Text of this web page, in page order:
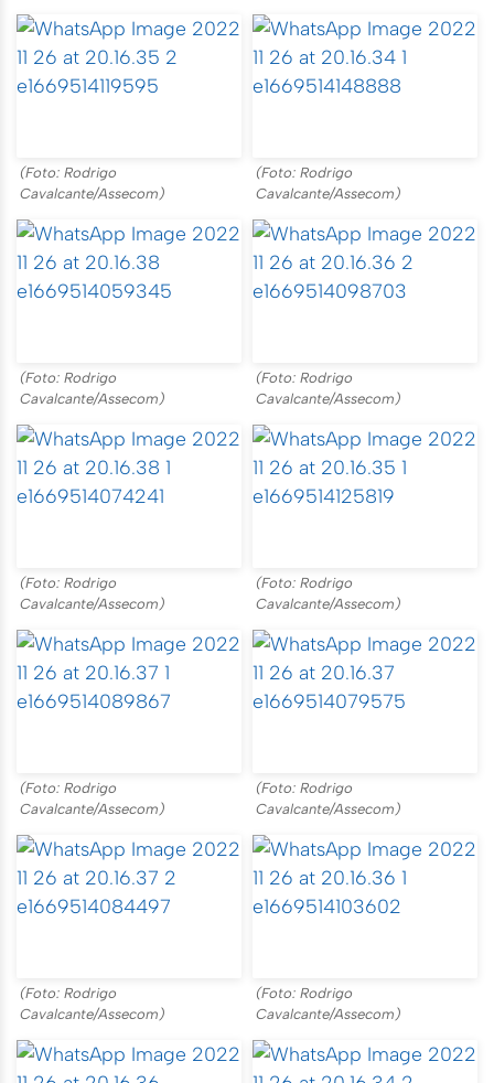
(Foto: Rodrigo
Cavalcante/Assecom)
(Foto: Rodrigo
Cavalcante/Assecom)
(Foto: Rodrigo
Cavalcante/Assecom)
(Foto: Rodrigo
Cavalcante/Assecom)
(Foto: Rodrigo
Cavalcante/Assecom)
(Foto: Rodrigo
Cavalcante/Assecom)
(Foto: Rodrigo
Cavalcante/Assecom)
(Foto: Rodrigo
Cavalcante/Assecom)
(Foto: Rodrigo
Cavalcante/Assecom)
(Foto: Rodrigo
Cavalcante/Assecom)